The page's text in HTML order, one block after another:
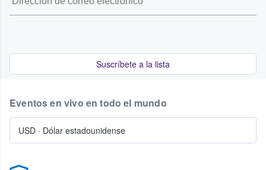
Suscríbete a la lista
Eventos en vivo en todo el mundo
USD · Dólar estadounidense